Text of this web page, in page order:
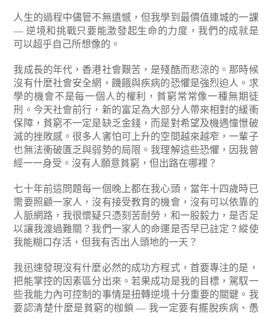
人生的過程中儘管不無遺憾，但我學到最價值連城的一課
— 逆境和挑戰只要能激發起生命的力度，我們的成就是
可以超乎自己所想像的。
我成長的年代，香港社會艱苦，是殘酷而悲涼的。那時候
沒有什麼社會安全網，饑餓與疾病的恐懼是強烈迫人。求
學的機會不是每一個人的權利，貧窮常常像一種無期徒
刑。今天社會前行，新的富足為大部分人帶來相對的緩衝
保障，貧窮不一定是缺乏金錢，而是對希望及機遇憧憬破
滅的挫敗感。很多人害怕可上升的空間越來越窄，一輩子
也無法衝破匱乏與弱勢的局限。我理解這些恐懼，因我曾
經一一身受。沒有人願意貧窮，但出路在哪裡？
七十年前這問題每一個晚上都在我心頭，當年十四歲時已
需要照顧一家人，沒有接受教育的機會，沒有可以依靠的
人脈網路，我很懷疑只憑刻苦耐勞，和一股毅力，是否足
以讓我渡過難關？我們一家人的命運是否早已註定？縱使
我能糊口存活，但我有否出人頭地的一天？
我迅速發現沒有什麼必然的成功方程式，首要專注的是，
把能掌控的因素區分出來。若果成功是我的目標，駕馭一
些我能力內可控制的事情是扭轉逆境十分重要的關鍵。我
要認清楚什麼是貧窮的枷鎖 — 我一定要有擺脫疾病、愚